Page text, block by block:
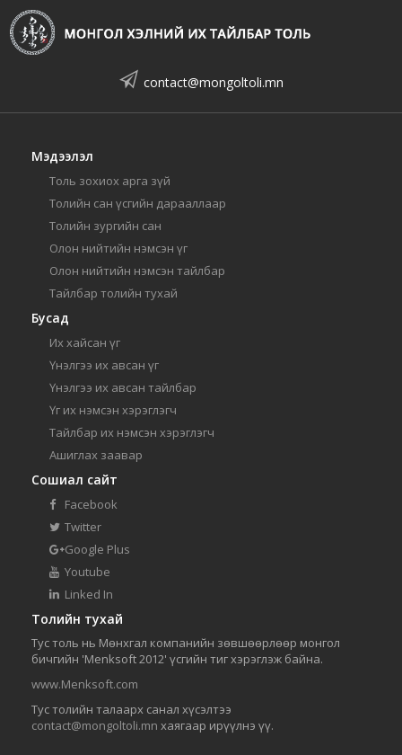
contact@mongoltoli.mn
Мэдээлэл
Толь зохиох арга зүй
Толийн сан үсгийн дарааллаар
Толийн зургийн сан
Олон нийтийн нэмсэн үг
Олон нийтийн нэмсэн тайлбар
Тайлбар толийн тухай
Бусад
Их хайсан үг
Үнэлгээ их авсан үг
Үнэлгээ их авсан тайлбар
Үг их нэмсэн хэрэглэгч
Тайлбар их нэмсэн хэрэглэгч
Ашиглах заавар
Сошиал сайт
Facebook
Twitter
Google Plus
Youtube
Linked In
Толийн тухай
Тус толь нь Мөнхгал компанийн зөвшөөрлөөр монгол
бичгийн 'Menksoft 2012' үсгийн тиг хэрэглэж байна.
www.Menksoft.com
Тус толийн талаарх санал хүсэлтээ
contact@mongoltoli.mn хаягаар ирүүлнэ үү.